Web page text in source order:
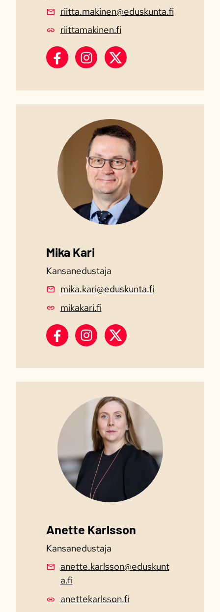
riitta.makinen@eduskunta.fi
riittamakinen.fi
Riitta Mäkinen Facebook
Riitta Mäkinen Instagram
Riitta Mäkinen X
Mika Kari
Kansanedustaja
mika.kari@eduskunta.fi
mikakari.fi
Mika Kari Facebook
Mika Kari Instagram
Mika Kari X
Anette Karlsson
Kansanedustaja
anette.karlsson@eduskunt
a.fi
anettekarlsson.fi